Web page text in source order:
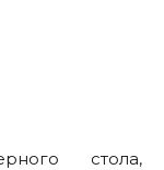
стола,